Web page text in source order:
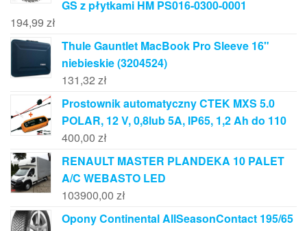
GS z płytkami HM PS016-0300-0001
194,99 zł
Thule Gauntlet MacBook Pro Sleeve 16"
niebieskie (3204524)
131,32 zł
Prostownik automatyczny CTEK MXS 5.0
POLAR, 12 V, 0,8lub 5A, IP65, 1,2 Ah do 110
400,00 zł
RENAULT MASTER PLANDEKA 10 PALET
A/C WEBASTO LED
103900,00 zł
Opony Continental AllSeasonContact 195/65